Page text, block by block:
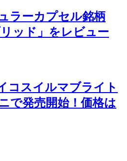
ラーカプセル銘柄
ッド」をレビュー
コスイルマブライト
で発売開始！価格は